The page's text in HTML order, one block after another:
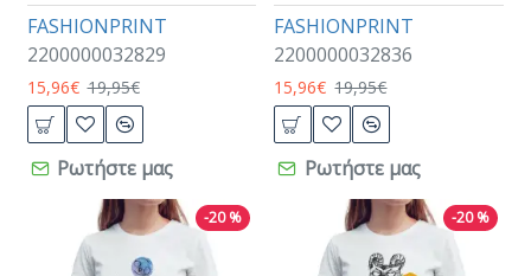
FASHIONPRINT
2200000032829
15,96€ 19,95€
Ρωτήστε μας
FASHIONPRINT
2200000032836
15,96€ 19,95€
Ρωτήστε μας
-20 % -20 %